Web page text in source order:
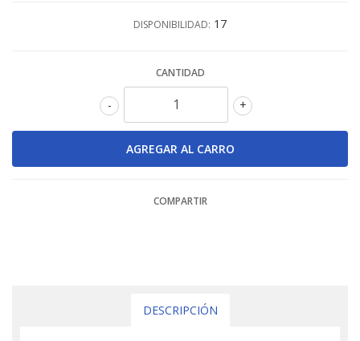
DISPONIBILIDAD: 17
CANTIDAD
+
-
COMPARTIR
DESCRIPCIÓN